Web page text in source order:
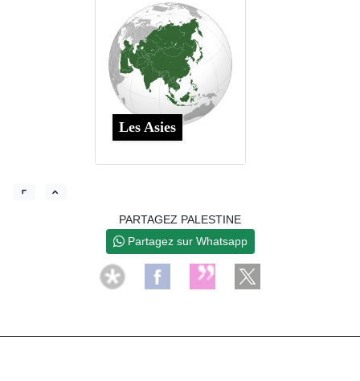
Les Asies
PARTAGEZ PALESTINE
Partagez sur Whatsapp